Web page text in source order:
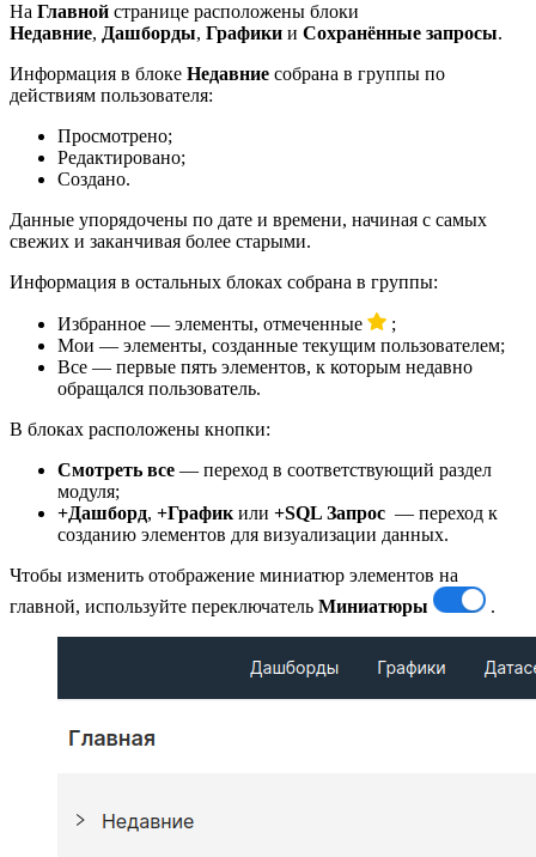
На Главной странице расположены блоки
Недавние, Дашборды, Графики и Сохранённые запросы.
Информация в блоке Недавние собрана в группы по
действиям пользователя:
Просмотрено;
Редактировано;
Создано.
Данные упорядочены по дате и времени, начиная с самых
свежих и заканчивая более старыми.
Информация в остальных блоках собрана в группы:
Избранное — элементы, отмеченные
;
Мои — элементы, созданные текущим пользователем;
Все — первые пять элементов, к которым недавно
обращался пользователь.
В блоках расположены кнопки:
Смотреть все — переход в соответствующий раздел
модуля;
+Дашборд, +График или +SQL Запрос — переход к
созданию элементов для визуализации данных.
Чтобы изменить отображение миниатюр элементов на
главной, используйте переключатель Миниатюры .